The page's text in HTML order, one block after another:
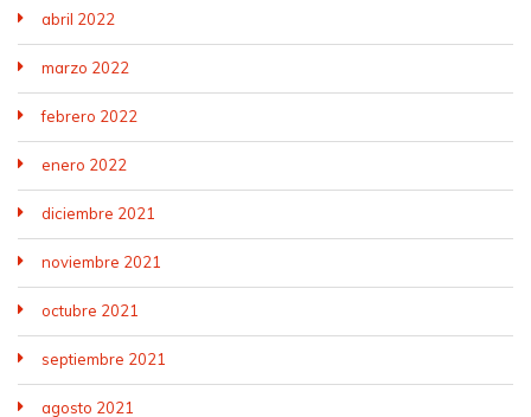
abril 2022
marzo 2022
febrero 2022
enero 2022
diciembre 2021
noviembre 2021
octubre 2021
septiembre 2021
agosto 2021